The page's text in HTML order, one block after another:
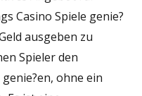
Casino Spiele genie?
ausgeben zu
Spieler den
ohne ein